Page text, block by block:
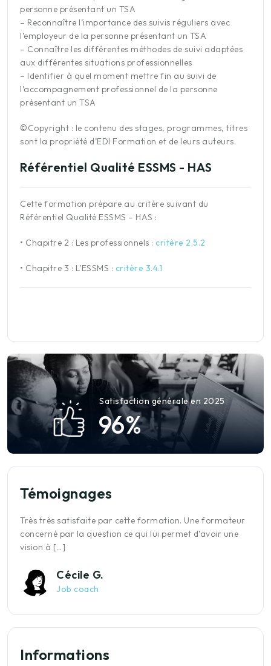
personne présentant un TSA
– Reconnaître l’importance des suivis réguliers avec
l’employeur de la personne présentant un TSA
– Connaître les différentes méthodes de suivi adaptées
aux différentes situations professionnelles
– Identifier à quel moment mettre fin au suivi de
l’accompagnement professionnel de la personne
présentant un TSA
©Copyright : le contenu des stages, programmes, titres
sont la propriété d’EDI Formation et de leurs auteurs.
Référentiel Qualité ESSMS - HAS
Cette formation prépare au critère suivant du
Référentiel Qualité ESSMS – HAS :
• Chapitre 2 : Les professionnels : critère 2.5.2
• Chapitre 3 : L’ESSMS : critère 3.4.1
Satisfaction générale en 2025
96%
Témoignages
Très très satisfaite par cette formation. Une formateur
concerné par la question ce qui lui permet d’avoir une
vision à […]
Cécile G.
Job coach
Informations